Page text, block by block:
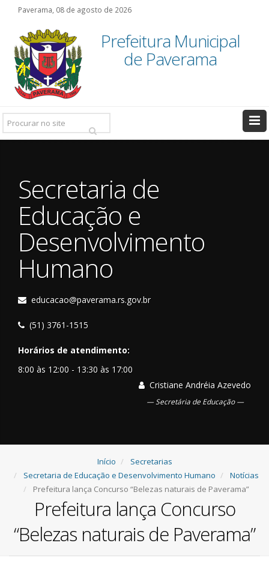
Paverama, 08 de agosto de 2026
Prefeitura Municipal
de Paverama
Pesquisar:
Secretaria de
Educação e
Desenvolvimento
Humano
educacao@paverama.rs.gov.br
(51) 3761-1515
Horários de atendimento:
8:00 às 12:00 - 13:30 às 17:00
Cristiane Andréia Azevedo
Secretária de Educação
Início
Secretarias
Secretaria de Educação e Desenvolvimento Humano
Notícias
Prefeitura lança Concurso “Belezas naturais de Paverama”
Prefeitura lança Concurso
“Belezas naturais de Paverama”